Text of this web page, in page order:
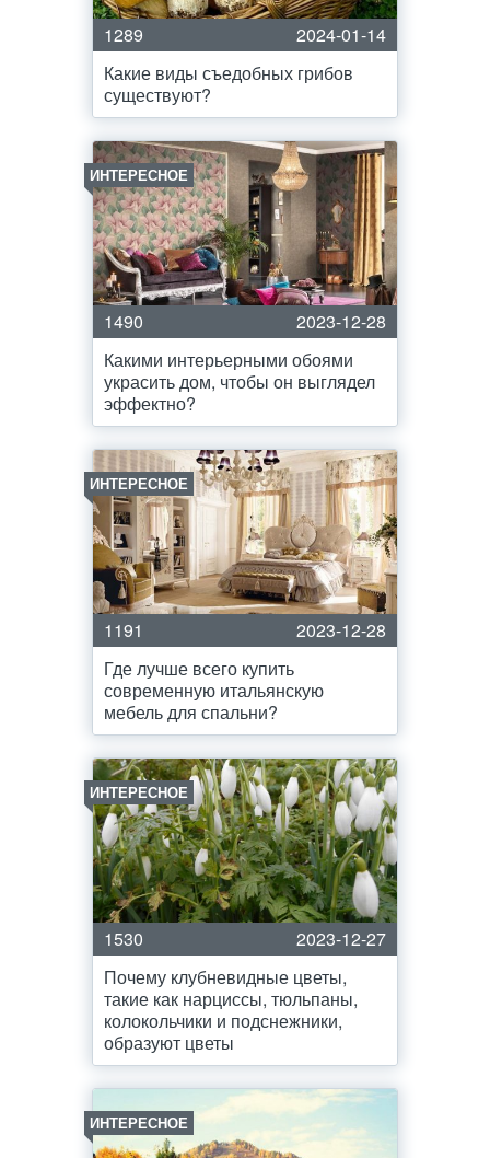
1289
2024-01-14
Какие виды съедобных грибов
существуют?
ИНТЕРЕСНОЕ
1490
2023-12-28
Какими интерьерными обоями
украсить дом, чтобы он выглядел
эффектно?
ИНТЕРЕСНОЕ
1191
2023-12-28
Где лучше всего купить
современную итальянскую
мебель для спальни?
ИНТЕРЕСНОЕ
1530
2023-12-27
Почему клубневидные цветы,
такие как нарциссы, тюльпаны,
колокольчики и подснежники,
образуют цветы
ИНТЕРЕСНОЕ